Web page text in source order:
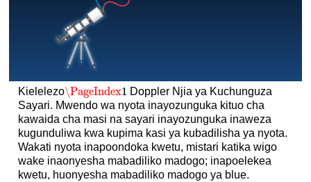
Kielelezo\PageIndex1
\PageIndex1 Doppler Njia ya Kuchunguza
Sayari. Mwendo wa nyota inayozunguka kituo cha
kawaida cha masi na sayari inayozunguka inaweza
kugunduliwa kwa kupima kasi ya kubadilisha ya nyota.
Wakati nyota inapoondoka kwetu, mistari katika wigo
wake inaonyesha mabadiliko madogo; inapoelekea
kwetu, huonyesha mabadiliko madogo ya blue.